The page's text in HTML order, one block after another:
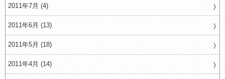
2011年7月 (4)
2011年6月 (13)
2011年5月 (18)
2011年4月 (14)